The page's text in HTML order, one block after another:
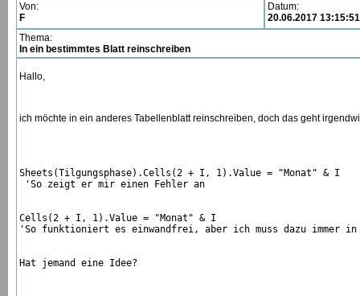
Von:
F
Datum:
20.06.2017 13:15:51
Thema:
In ein bestimmtes Blatt reinschreiben
Hallo,
ich möchte in ein anderes Tabellenblatt reinschreiben, doch das geht
Sheets(Tilgungsphase).Cells(2 + I, 1).Value = "Monat" & I
'So zeigt er mir einen Fehler an
Cells(2 + I, 1).Value = "Monat" & I
'So funktioniert es einwandfrei, aber ich muss dazu immer in
Hat jemand eine Idee?